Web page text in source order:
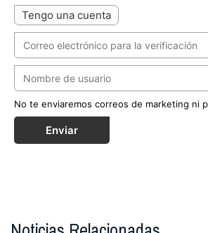
Tengo una cuenta
No te enviaremos correos de marketing ni
Enviar